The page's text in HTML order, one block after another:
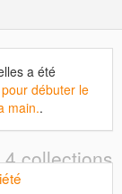
a été
débuter le
main..
4 collections